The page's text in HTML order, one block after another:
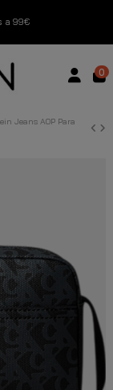
a 99€
0
Jeans AOP Para